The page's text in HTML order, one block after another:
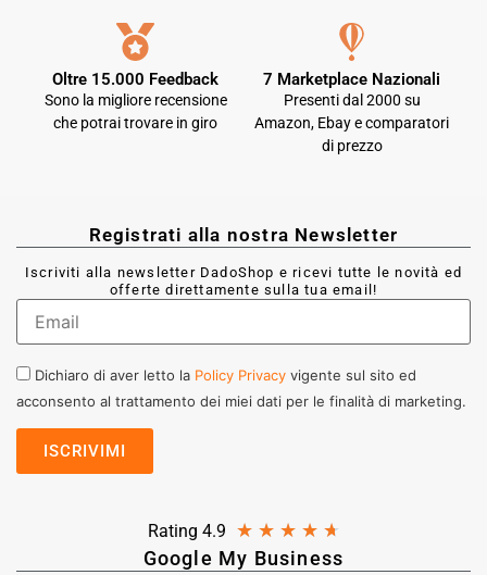
Oltre 15.000 Feedback
Sono la migliore recensione
che potrai trovare in giro
7 Marketplace Nazionali
Presenti dal 2000 su
Amazon, Ebay e comparatori
di prezzo
Registrati alla nostra Newsletter
Iscriviti alla newsletter DadoShop e ricevi tutte le novità ed
offerte direttamente sulla tua email!
Dichiaro di aver letto la Policy Privacy vigente sul sito ed
acconsento al trattamento dei miei dati per le finalità di marketing.
Rating 4.9 ★ ★ ★ ★ ★
Google My Business